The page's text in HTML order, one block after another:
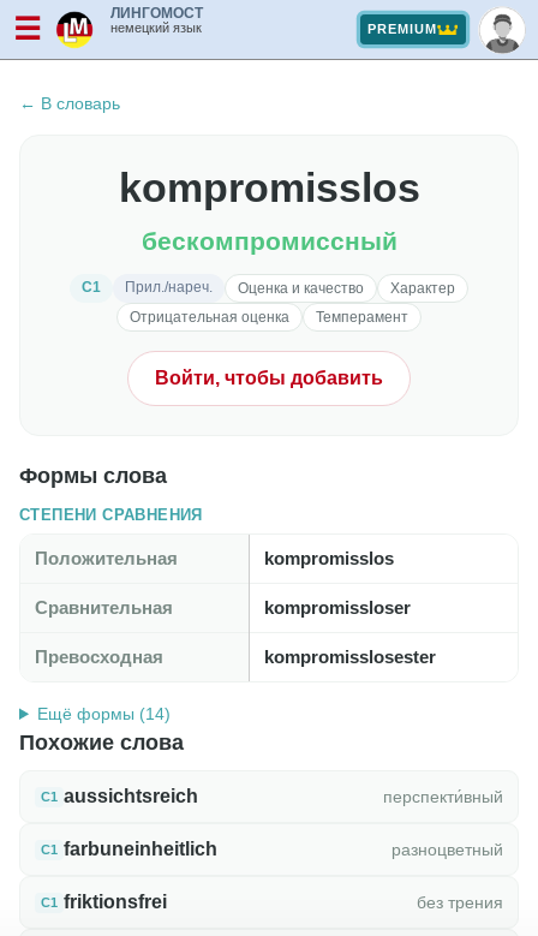
☰ ЛИНГОМОСТ
немецкий язык PREMIUM
← В словарь
kompromisslos
бескомпромиссный
C1 Прил./нареч. Оценка и качество
Характер
Отрицательная оценка
Темперамент
Войти, чтобы добавить
Формы слова
СТЕПЕНИ СРАВНЕНИЯ
Положительная kompromisslos
Сравнительная kompromissloser
Превосходная kompromisslosester
Ещё формы (14)
Похожие слова
C1 aussichtsreich перспекти́вный
C1 farbuneinheitlich разноцветный
C1 friktionsfrei без трения